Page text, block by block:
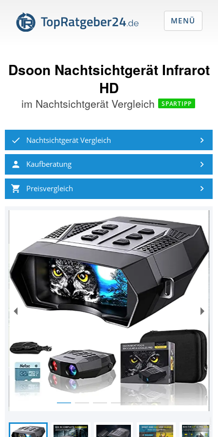
Dsoon Nachtsichtgerät Infrarot
HD
im Nachtsichtgerät Vergleich SPARTIPP
Nachtsichtgerät Vergleich
Kaufberatung
Preisvergleich
MENÜ